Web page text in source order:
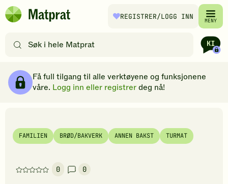
Hopp til hovedinnhold
Matprat
REGISTRER/LOGG INN MENY
etter
filtre
Få full tilgang til alle verktøyene og funksjonene
våre. Logg inn eller registrerdeg nå!
FAMILIEN BRØD/BAKVERK ANNEN BAKST TURMAT
0
Denne
0